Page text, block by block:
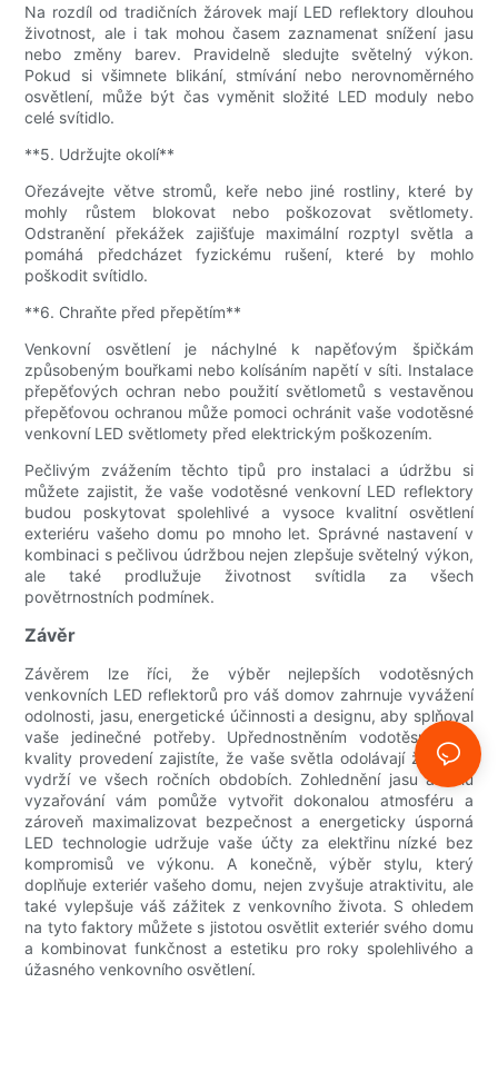
Na rozdíl od tradičních žárovek mají LED reflektory dlouhou
životnost, ale i tak mohou časem zaznamenat snížení jasu
nebo změny barev. Pravidelně sledujte světelný výkon.
Pokud si všimnete blikání, stmívání nebo nerovnoměrného
osvětlení, může být čas vyměnit složité LED moduly nebo
celé svítidlo.
**5. Udržujte okolí**
Ořezávejte větve stromů, keře nebo jiné rostliny, které by
mohly růstem blokovat nebo poškozovat světlomety.
Odstranění překážek zajišťuje maximální rozptyl světla a
pomáhá předcházet fyzickému rušení, které by mohlo
poškodit svítidlo.
**6. Chraňte před přepětím**
Venkovní osvětlení je náchylné k napěťovým špičkám
způsobeným bouřkami nebo kolísáním napětí v síti. Instalace
přepěťových ochran nebo použití světlometů s vestavěnou
přepěťovou ochranou může pomoci ochránit vaše vodotěsné
venkovní LED světlomety před elektrickým poškozením.
Pečlivým zvážením těchto tipů pro instalaci a údržbu si
můžete zajistit, že vaše vodotěsné venkovní LED reflektory
budou poskytovat spolehlivé a vysoce kvalitní osvětlení
exteriéru vašeho domu po mnoho let. Správné nastavení v
kombinaci s pečlivou údržbou nejen zlepšuje světelný výkon,
ale také prodlužuje životnost svítidla za všech
povětrnostních podmínek.
Závěr
Závěrem lze říci, že výběr nejlepších vodotěsných
venkovních LED reflektorů pro váš domov zahrnuje vyvážení
odolnosti, jasu, energetické účinnosti a designu, aby splňoval
vaše jedinečné potřeby. Upřednostněním vodotěsnosti a
kvality provedení zajistíte, že vaše světla odolávají živlům a
vydrží ve všech ročních obdobích. Zohlednění jasu a úhlu
vyzařování vám pomůže vytvořit dokonalou atmosféru a
zároveň maximalizovat bezpečnost a energeticky úsporná
LED technologie udržuje vaše účty za elektřinu nízké bez
kompromisů ve výkonu. A konečně, výběr stylu, který
doplňuje exteriér vašeho domu, nejen zvyšuje atraktivitu, ale
také vylepšuje váš zážitek z venkovního života. S ohledem
na tyto faktory můžete s jistotou osvětlit exteriér svého domu
a kombinovat funkčnost a estetiku pro roky spolehlivého a
úžasného venkovního osvětlení.